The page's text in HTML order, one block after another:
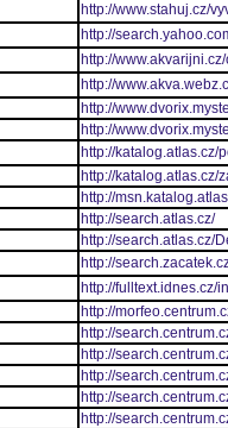
http://www.stahuj.cz/
http://
http://
http://
http://
http://
http://katalog.atlas.cz/
http://katalog.atlas.cz/
http://
http://search.atlas.cz/
http://search.atlas.cz/
http://
http://fulltext.idnes.cz/
http://
http://
http://
http://
http://
http://